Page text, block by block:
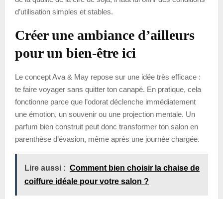
d’utilisation simples et stables.
Créer une ambiance d’ailleurs
pour un bien-être ici
Le concept Ava & May repose sur une idée très efficace :
te faire voyager sans quitter ton canapé. En pratique, cela
fonctionne parce que l’odorat déclenche immédiatement
une émotion, un souvenir ou une projection mentale. Un
parfum bien construit peut donc transformer ton salon en
parenthèse d’évasion, même après une journée chargée.
Lire aussi : Comment bien choisir la chaise de
coiffure idéale pour votre salon ?